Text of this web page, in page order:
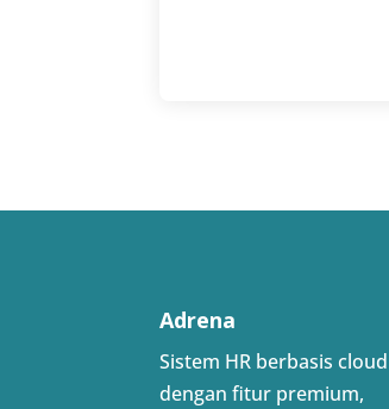
Adrena
Sistem HR berbasis cloud
dengan fitur premium,